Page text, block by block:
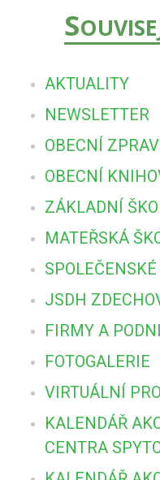
S
AKTUALITY
NEWSLETTER
OBECNÍ
OBECNÍ
ZÁKLADNÍ
MATEŘSKÁ
JSDH
FIRMY A
FOTOGALERIE
VIRTUÁLNÍ
KALENDÁŘ
CENTRA